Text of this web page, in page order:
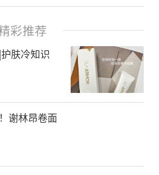
彩推荐
肤冷知识
谢林昂卷面